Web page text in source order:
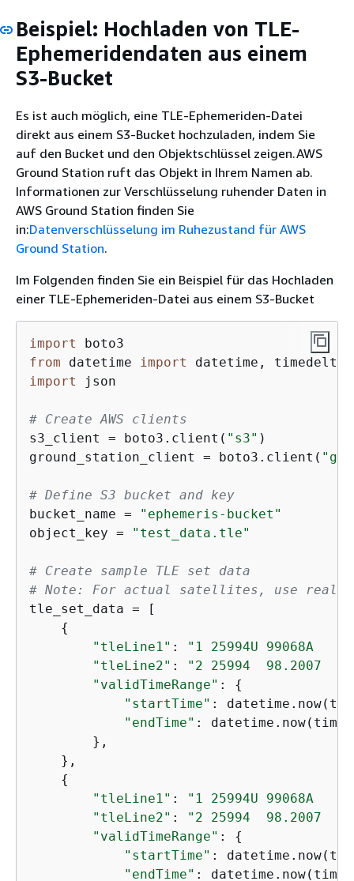
Beispiel: Hochladen von TLE-
Ephemeridendaten aus einem
S3-Bucket
Es ist auch möglich, eine TLE-Ephemeriden-Datei
direkt aus einem S3-Bucket hochzuladen, indem Sie
auf den Bucket und den Objektschlüssel zeigen.AWS
Ground Station ruft das Objekt in Ihrem Namen ab.
Informationen zur Verschlüsselung ruhender Daten in
AWS Ground Station finden Sie
in:Datenverschlüsselung im Ruhezustand für AWS
Ground Station.
Im Folgenden finden Sie ein Beispiel für das Hochladen
einer TLE-Ephemeriden-Datei aus einem S3-Bucket
import
from datetime
import
import
json
# Create AWS clients
s3_client = boto3.client( "s3" )
ground_station_client = boto3.client(
# Define S3 bucket and key
bucket_name =
"ephemeris-bucket"
object_key =
"test_data.tle"
# Create sample TLE set data
# Note: For actual satellites, use real
tle_set_data = [
{
"tleLine1" :
"1 25994U 99068A
"tleLine2" :
"2 25994  98.2007
"validTimeRange" : {
"startTime" :
"endTime" :
        },
    },
{
"tleLine1" :
"1 25994U 99068A
"tleLine2" :
"2 25994  98.2007
"validTimeRange" : {
"startTime" :
"endTime" :